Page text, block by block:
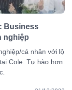
Business
nghiệp
cá nhân với lộ
Cole. Tự hào hơn